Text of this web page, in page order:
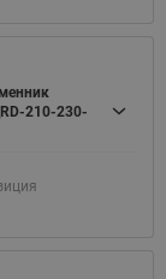
210-230-